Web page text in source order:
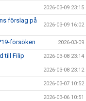
2026-03-09 23:15
förslag på
2026-03-09 16:02
försöken 2026-03-09
till Filip 2026-03-08 23:14
2026-03-08 23:12
2026-03-07 10:52
2026-03-06 10:51